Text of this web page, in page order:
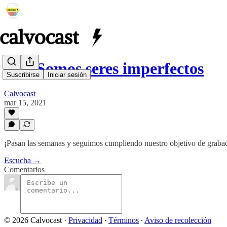
Suscribirse Iniciar sesión
014. Somos seres imperfectos
Calvocast
mar 15, 2021
¡Pasan las semanas y seguimos cumpliendo nuestro objetivo de
Escucha →
Comentarios
© 2026 Calvocast · Privacidad ∙ Términos ∙ Aviso de recolección